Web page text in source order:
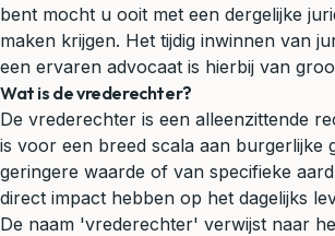
bent mocht u ooit met een dergelijke
maken krijgen. Het tijdig inwinnen van
een ervaren advocaat is hierbij van
Wat is de vrederechter?
De vrederechter is een alleenzittende
is voor een breed scala aan burgerlijke
geringere waarde of van specifieke
direct impact hebben op het dagelijks
De naam 'vrederechter' verwijst naar